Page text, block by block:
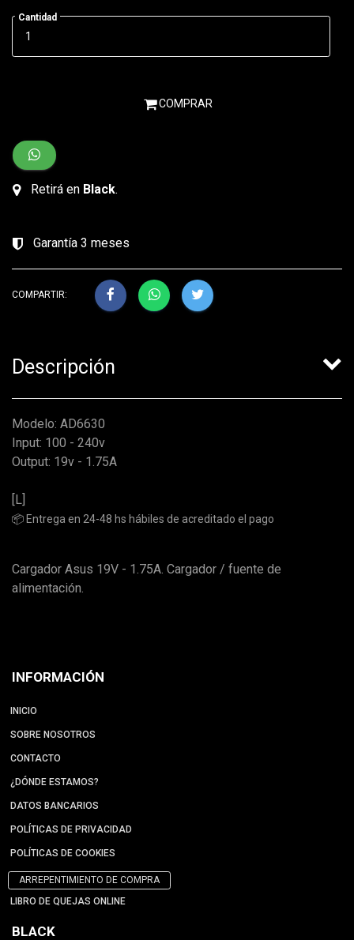
Cantidad
COMPRAR
Retirá en Black.
Garantía 3 meses
COMPARTIR:
Descripción
Modelo: AD6630
Input: 100 - 240v
Output: 19v - 1.75A
[L]
📦 Entrega en 24-48 hs hábiles de acreditado el pago
Cargador Asus 19V - 1.75A. Cargador / fuente de
alimentación.
INFORMACIÓN
INICIO
SOBRE NOSOTROS
CONTACTO
¿DÓNDE ESTAMOS?
DATOS BANCARIOS
POLÍTICAS DE PRIVACIDAD
POLÍTICAS DE COOKIES
ARREPENTIMIENTO DE COMPRA
LIBRO DE QUEJAS ONLINE
BLACK